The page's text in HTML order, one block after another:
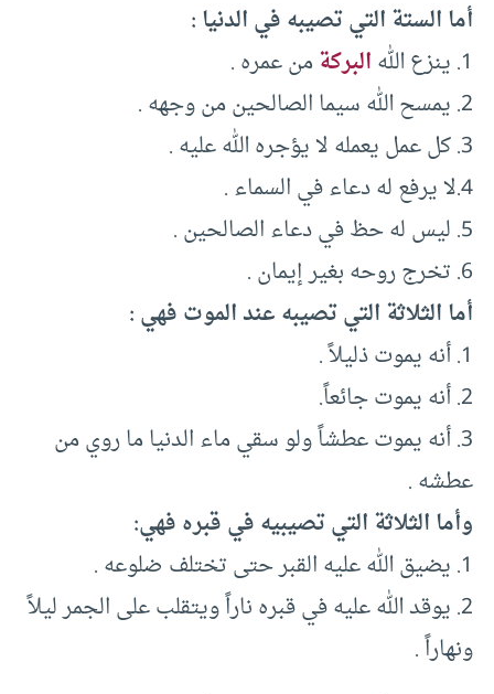
أما الستة التي تصيبه في الدنيا :
1. ينزع الله
البركةمن عمره .
2. يمسح الله سيما الصالحين من وجهه .
3. كل عمل يعمله لا يؤجره الله عليه .
4.لا يرفع له دعاء في السماء .
5. ليس له حظ في دعاء الصالحين .
6. تخرج روحه بغير إيمان .
أما الثلاثة التي تصيبه عند الموت فهي :
1. أنه يموت ذليلاً .
2. أنه يموت جائعاً.
3. أنه يموت عطشاً ولو سقي ماء الدنيا ما روي من
عطشه .
وأما الثلاثة التي تصيبيه في قبره فهي:
1. يضيق الله عليه القبر حتى تختلف ضلوعه .
2. يوقد الله عليه في قبره ناراً ويتقلب على الجمر ليلاً
ونهاراً .